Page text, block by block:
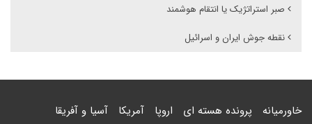
صبر استراتژیک یا انتقام هوشمند
نقطه جوش ایران و اسرائیل
خاورمیانه پرونده هسته ای اروپا آمریکا آسیا و آفریقا